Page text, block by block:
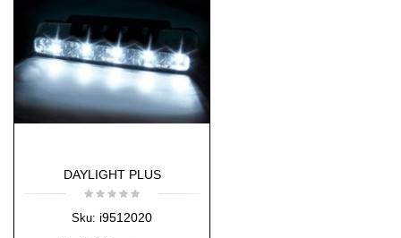
DAYLIGHT PLUS
Sku: i9512020